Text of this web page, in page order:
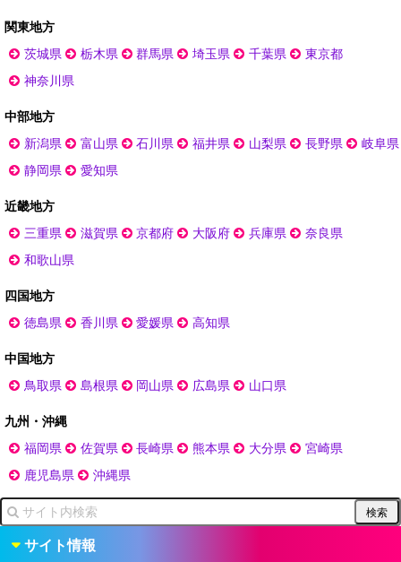
関東地方
茨城県
栃木県 群馬県 埼玉県 千葉県
東京都
神奈川県
中部地方
新潟県
富山県 石川県 福井県 山梨県 長野県
岐阜県
静岡県
愛知県
近畿地方
三重県
滋賀県 京都府 大阪府 兵庫県
奈良県
和歌山県
四国地方
徳島県
香川県 愛媛県 高知県
中国地方
鳥取県
島根県 岡山県 広島県 山口県
九州・沖縄
福岡県
佐賀県 長崎県 熊本県 大分県
宮崎県
鹿児島県
沖縄県
サイト情報